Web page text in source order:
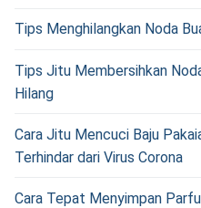
Tips Menghilangkan Noda
Tips Jitu Membersihkan
Hilang
Cara Jitu Mencuci Baju
Terhindar dari Virus Corona
Cara Tepat Menyimpan